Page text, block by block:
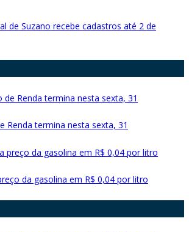
de Suzano recebe cadastros até 2 de
Renda termina nesta sexta, 31
da gasolina em R$ 0,04 por litro